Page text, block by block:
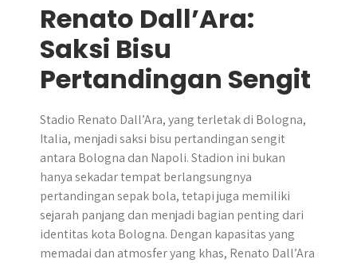
Renato Dall’Ara:
Saksi Bisu
Pertandingan Sengit
Stadio Renato Dall’Ara, yang terletak di Bologna,
Italia, menjadi saksi bisu pertandingan sengit
antara Bologna dan Napoli. Stadion ini bukan
hanya sekadar tempat berlangsungnya
pertandingan sepak bola, tetapi juga memiliki
sejarah panjang dan menjadi bagian penting dari
identitas kota Bologna. Dengan kapasitas yang
memadai dan atmosfer yang khas, Renato Dall’Ara